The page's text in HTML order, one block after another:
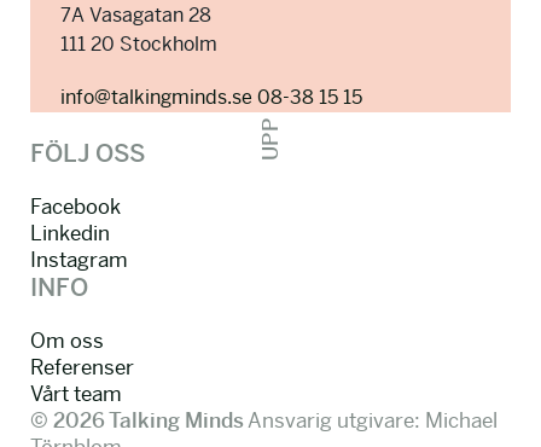
7A Vasagatan 28
111 20 Stockholm
info@talkingminds.se 08-38 15 15
UPP
FÖLJ OSS
Facebook
Linkedin
Instagram
INFO
Om oss
Referenser
Vårt team
© 2026 Talking MindsAnsvarig utgivare: Michael